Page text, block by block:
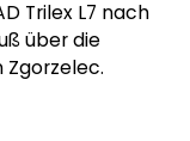
Trilex L7 nach
über die